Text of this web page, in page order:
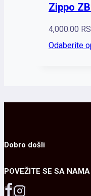
Zippo
4,000.00
Odaberite
Dobro došli
POVEŽITE SE SA NAMA